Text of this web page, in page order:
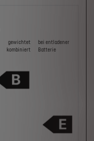
gewichtet
kombiniert
bei ent­la­de­ner
Batterie